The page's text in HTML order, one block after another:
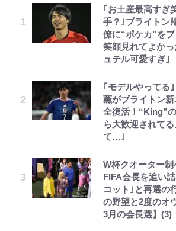
｢お土産最高すぎ
手？｣ブライトン
僚に“ポケカ”を
笑顔見れてよか
ュテル可愛すぎ｣
｢モデルやってる
薫がブライトン
全復活！“King”
ら大歓迎されて
て…｣
W杯クオーター制
FIFA会長を追い
コット｣と再選の
の野望と2度のオ
3月の会長選】(3)
空の轍と大地の
第3回 出版までの
レビュー『仮面家
著
浅草は日本の心だ
ボンジュールでポ
とうちゃんが出
アユは「怒らせ
た！ ルアーを追
「アユイング」の
おもしろさを知る
リング」での「
選！ 安全＆快適
の順序や位置」
「実体験レポ」
けど……」 グラベ
に負けそうなヒル
を疾走して少年
代の夏 長野県｜
「危ない」「や
の田中みな実、ゴ
に心配の声…ザッ
続々
ちゃモテる」 年
包容力…超愛され
長瀬智也の“角刈
貌姿に「超絶イ
目
元衆院議員・山尾
中傷動画…「計り
き落選運動の影響
落ちた日本死ね」
『天才てれびく
22歳でアイドル
「人生最大の決断
三代目魚武濱田
高校に受かった理
てたので合格発表
です」
『ちいかわ』フ
「恐怖キャラ」
くてかわいい世界
らしてヤバイ…」
ZZ』いまだ語り
トンデモシーン
「謎の光」も…
令和のNBAを先
た「驚きの戦術」
型ポイントガー
公式-ヒロインが
した~詰んだはず
が、どうやら違
公式-雑用付与術
公式-転生したら
水準に耐えられな
します~ 第37話(2)